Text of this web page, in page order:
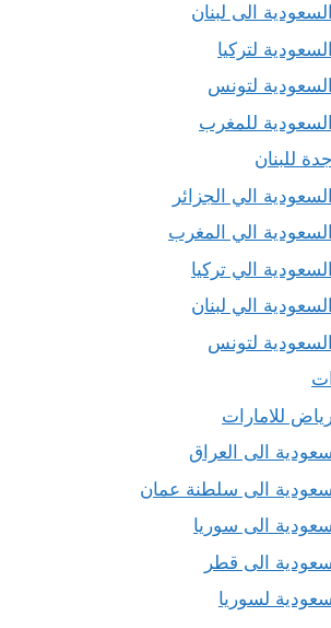
الى لبنان
لتركيا
لتونس
للمغرب
للبنان
الي الجزائر
الي المغرب
الي تركيا
الي لبنان
لتونس
للامارات
الى العراق
الى سلطنة عمان
الى سوريا
الى قطر
لسوريا